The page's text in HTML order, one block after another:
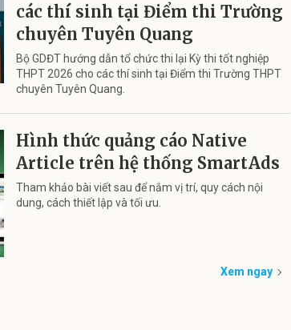
các thí sinh tại Điểm thi Trường
chuyên Tuyên Quang
Bộ GDĐT hướng dẫn tổ chức thi lại Kỳ thi tốt nghiệp
THPT 2026 cho các thí sinh tại Điểm thi Trường THPT
chuyên Tuyên Quang.
Hình thức quảng cáo Native
Article trên hệ thống SmartAds
Tham khảo bài viết sau để nắm vị trí, quy cách nội
dung, cách thiết lập và tối ưu.
Xem ngay